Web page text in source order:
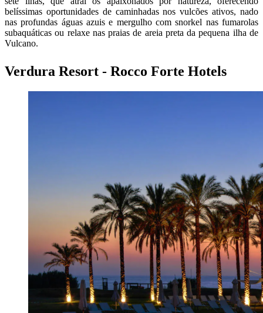
belíssimas oportunidades de caminhadas nos vulcões ativos, nado
nas profundas águas azuis e mergulho com snorkel nas fumarolas
subaquáticas ou relaxe nas praias de areia preta da pequena ilha de
Vulcano.
Verdura Resort - Rocco Forte Hotels